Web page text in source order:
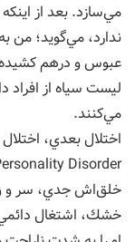
مي‌سازد. بعد از
ندارد، مي‌گويد؛
عبوس و درهم كشيده
ليست سياه از افراد
مي‌كنند.
خلق‌اش جدي، سر و
خشك، اشتغال